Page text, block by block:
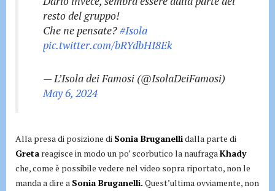
resto del gruppo!
Che ne pensate?#Isola
pic.twitter.com/bRYdbHI8Ek
— L’Isola dei Famosi (@IsolaDeiFamosi)
May 6, 2024
Alla presa di posizione di Sonia Bruganellidalla parte di
Greta reagisce in modo un po’ scorbutico la naufragaKhady
che, come è possibile vedere nel video sopra riportato, non le
manda a dire a Sonia Bruganelli. Quest’ultima ovviamente, non